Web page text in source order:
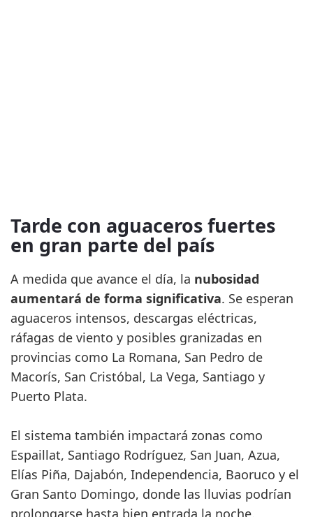
Tarde con aguaceros fuertes
en gran parte del país
A medida que avance el día, la nubosidad
aumentará de forma significativa. Se esperan
aguaceros intensos, descargas eléctricas,
ráfagas de viento y posibles granizadas en
provincias como La Romana, San Pedro de
Macorís, San Cristóbal, La Vega, Santiago y
Puerto Plata.
El sistema también impactará zonas como
Espaillat, Santiago Rodríguez, San Juan, Azua,
Elías Piña, Dajabón, Independencia, Baoruco y el
Gran Santo Domingo, donde las lluvias podrían
prolongarse hasta bien entrada la noche.